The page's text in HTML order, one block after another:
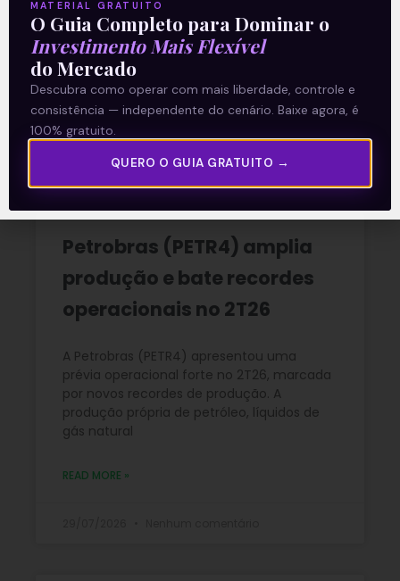
rentabilidade recorde no
2T26
READ MORE »
03/08/2026 Nenhum comentário
Petrobras (PETR4) amplia
produção e bate recordes
operacionais no 2T26
A Petrobras (PETR4) apresentou uma
prévia operacional forte no 2T26, marcada
por novos recordes de produção. A
produção própria de petróleo, líquidos de
gás natural
READ MORE »
MATERIAL GRATUITO
O Guia Completo para Dominar o
Investimento Mais Flexível
do Mercado
Descubra como operar com mais liberdade, controle e
consistência — independente do cenário. Baixe agora, é
100% gratuito.
QUERO O GUIA GRATUITO →